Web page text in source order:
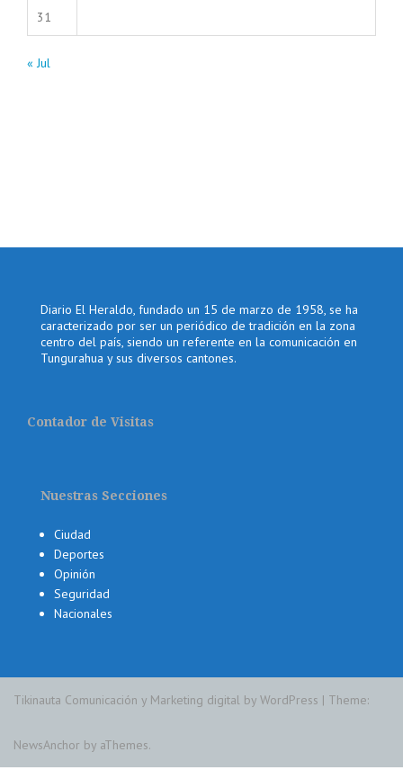
31
« Jul
Diario El Heraldo, fundado un 15 de marzo de 1958, se ha
caracterizado por ser un periódico de tradición en la zona
centro del país, siendo un referente en la comunicación en
Tungurahua y sus diversos cantones.
Contador de Visitas
Nuestras Secciones
Ciudad
Deportes
Opinión
Seguridad
Nacionales
Tikinauta Comunicación y Marketing digital by WordPress | Theme:
NewsAnchor by aThemes.